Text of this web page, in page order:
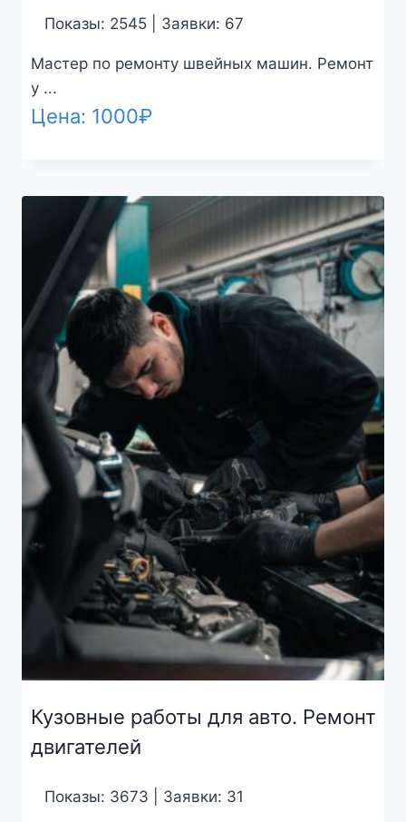
Показы: 2545 | Заявки: 67
Мастер по ремонту швейных машин. Ремонт
у ...
Цена: 1000₽
Кузовные работы для авто. Ремонт
двигателей
Показы: 3673 | Заявки: 31